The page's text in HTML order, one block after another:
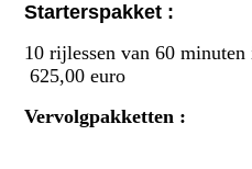
Starterspakket :
10 rijlessen van 60
625,00 euro
Vervolgpakketten :